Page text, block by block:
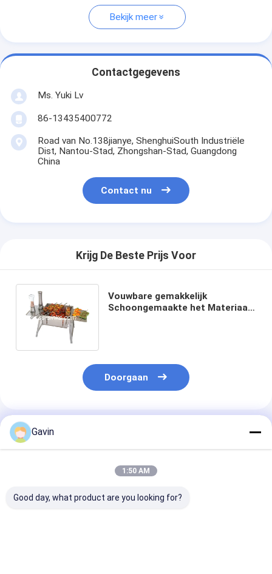
Bekijk meer
Contactgegevens
Ms. Yuki Lv
86-13435400772
Road van No.138jianye, ShenghuiSouth Industriële
Dist, Nantou-Stad, Zhongshan-Stad, Guangdong
China
Contact nu
Krijg De Beste Prijs Voor
Vouwbare gemakkelijk
Schoongemaakte het Materiaal
Doorgaan
Geadviseerde Producten
Gavin
1:50 AM
Good day, what product are you looking for?